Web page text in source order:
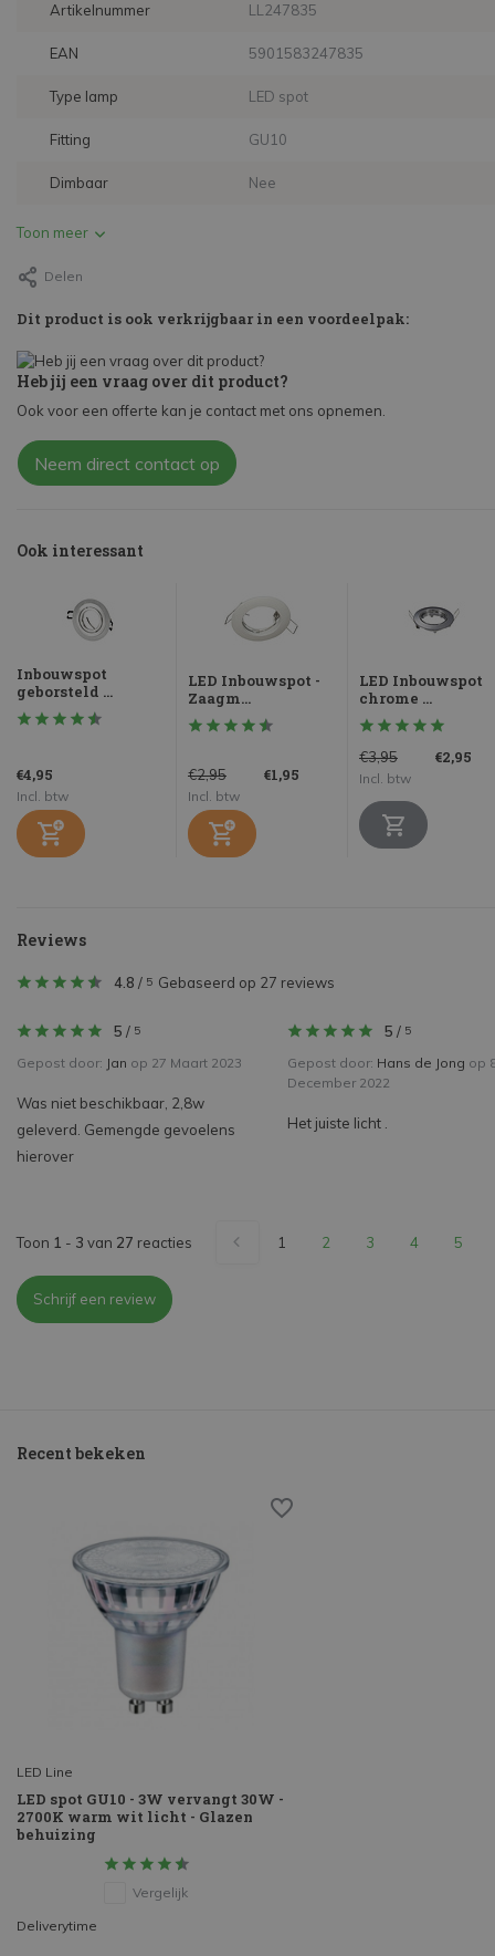
Artikelnummer LL247835
EAN 5901583247835
Type lamp LED spot
Fitting GU10
Dimbaar Nee
Toon meer
Delen
Dit product is ook verkrijgbaar in een voordeelpak:
Heb jij een vraag over dit product?
Ook voor een offerte kan je contact met ons opnemen.
Neem direct contact op
Ook interessant
Inbouwspot
geborsteld ...
€4,95
Incl. btw
LED Inbouwspot -
Zaagm...
€2,95 €1,95
Incl. btw
LED Inbouwspot
chrome ...
€3,95 €2,95
Incl. btw
Reviews
4.8 / 5 Gebaseerd op 27 reviews
5 / 5
Gepost door: Jan op 27 Maart 2023
Was niet beschikbaar, 2,8w
geleverd. Gemengde gevoelens
hierover
5 / 5
Gepost door: Hans de Jong op
December 2022
Het juiste licht .
Toon 1 - 3 van 27 reacties 1 2 3 4 5
Schrijf een review
Recent bekeken
LED Line
LED spot GU10 - 3W vervangt 30W -
2700K warm wit licht - Glazen
behuizing
Vergelijk
Deliverytime